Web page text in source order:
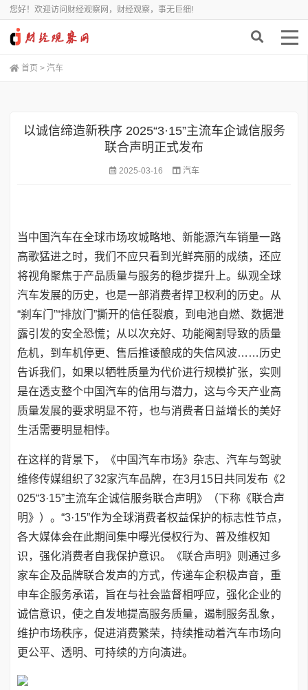
您好！欢迎访问财经观察网，财经观察，事无巨细!
首页 > 汽车
以诚信缔造新秩序 2025“3·15”主流车企诚信服务
联合声明正式发布
2025-03-16 汽车
当中国汽车在全球市场攻城略地、新能源汽车销量一路
高歌猛进之时，我们不应只看到光鲜亮丽的成绩，还应
将视角聚焦于产品质量与服务的稳步提升上。纵观全球
汽车发展的历史，也是一部消费者捍卫权利的历史。从
“刹车门”“排放门”撕开的信任裂痕，到电池自燃、数据泄
露引发的安全恐慌；从以次充好、功能阉割导致的质量
危机，到车机停更、售后推诿酿成的失信风波……历史
告诉我们，如果以牺牲质量为代价进行规模扩张，实则
是在透支整个中国汽车的信用与潜力，这与今天产业高
质量发展的要求明显不符，也与消费者日益增长的美好
生活需要明显相悖。
在这样的背景下，《中国汽车市场》杂志、汽车与驾驶
维修传媒组织了32家汽车品牌，在3月15日共同发布《2
025“3·15”主流车企诚信服务联合声明》（下称《联合声
明》）。“3·15”作为全球消费者权益保护的标志性节点，
各大媒体会在此期间集中曝光侵权行为、普及维权知
识，强化消费者自我保护意识。《联合声明》则通过多
家车企及品牌联合发声的方式，传递车企积极声音，重
申车企服务承诺，旨在与社会监督相呼应，强化企业的
诚信意识，使之自发地提高服务质量，遏制服务乱象，
维护市场秩序，促进消费繁荣，持续推动着汽车市场向
更公平、透明、可持续的方向演进。